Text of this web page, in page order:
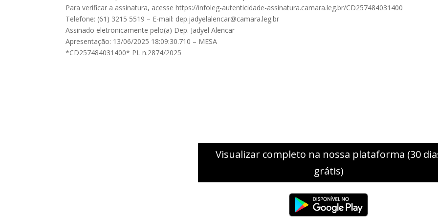
Para verificar a assinatura, acesse https://infoleg-autenticidade-assinatura.camara.leg.br/CD257484031400
Telefone: (61) 3215 5519 – E-mail: dep.jadyelalencar@camara.leg.br
Assinado eletronicamente pelo(a) Dep. Jadyel Alencar
Apresentação: 13/06/2025 18:09:30.710 – MESA
*CD257484031400* PL n.2874/2025
Visualizar completo na nossa plataforma (30
grátis)